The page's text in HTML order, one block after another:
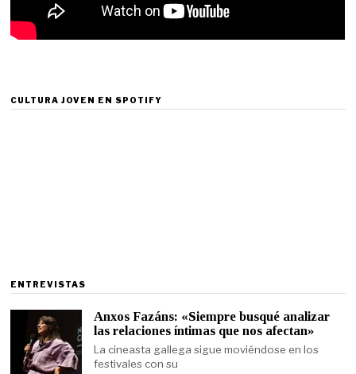
CULTURA JOVEN EN SPOTIFY
ENTREVISTAS
Anxos Fazáns: «Siempre busqué analizar
las relaciones íntimas que nos afectan»
La cineasta gallega sigue moviéndose en los
festivales con su